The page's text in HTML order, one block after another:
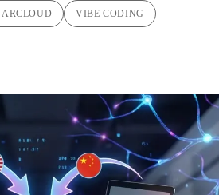
VIBE CODING